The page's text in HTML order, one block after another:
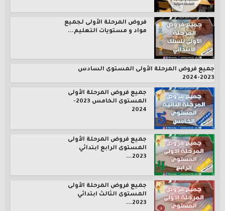
فروض المرحلة الأولى لجميع
مواد و مستويات التعليم...
جميع فروض المرحلة الأولى المستوى السادس
2023-2024
جميع فروض المرحلة الأولى
المستوى الخامس 2023-
2024
جميع فروض المرحلة الأولى
المستوى الرابع ابتدائي
2023...
جميع فروض المرحلة الأولى
المستوى الثالث ابتدائي
2023...